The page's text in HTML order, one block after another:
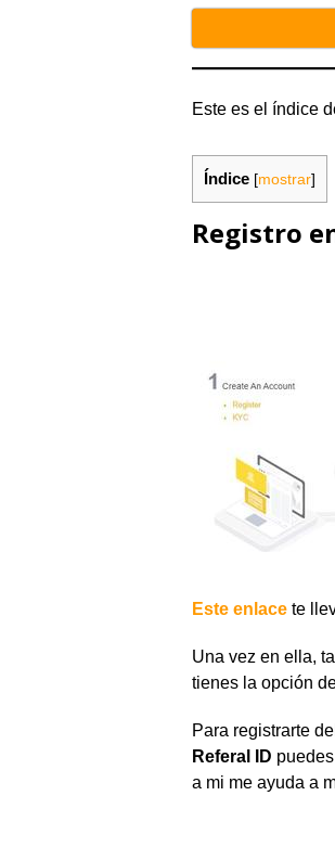
Este es el índice
Índice [mostrar]
Registro
Este enlace te
Una vez en ella,
tienes la opción
Para registrarte
Referal ID
a mi me ayuda a